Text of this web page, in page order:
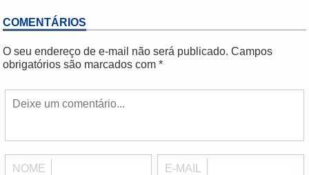
COMENTÁRIOS
O seu endereço de e-mail não será publicado. Campos
obrigatórios são marcados com *
NOME E-MAIL